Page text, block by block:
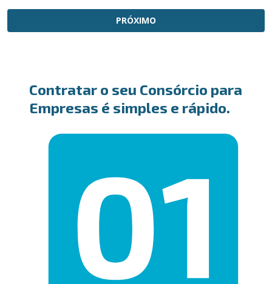
PRÓXIMO
Contratar o seu Consórcio para
Empresas é simples e rápido.